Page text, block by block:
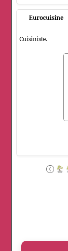
Eurocuisine
Cuisiniste.